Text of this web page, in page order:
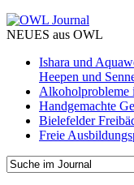
NEUES aus OWL
Ishara und
Heepen und
Alkoholprobleme
Handgemachte
Bielefelder
Freie